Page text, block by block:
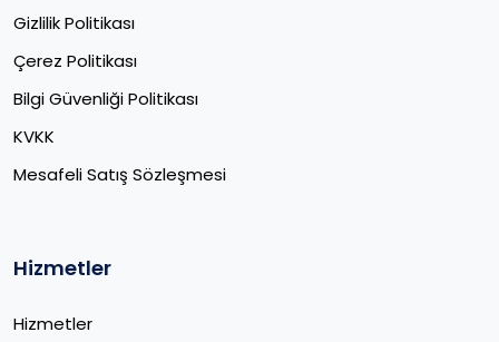
Gizlilik Politikası
Çerez Politikası
Bilgi Güvenliği Politikası
KVKK
Mesafeli Satış Sözleşmesi
Hizmetler
Hizmetler